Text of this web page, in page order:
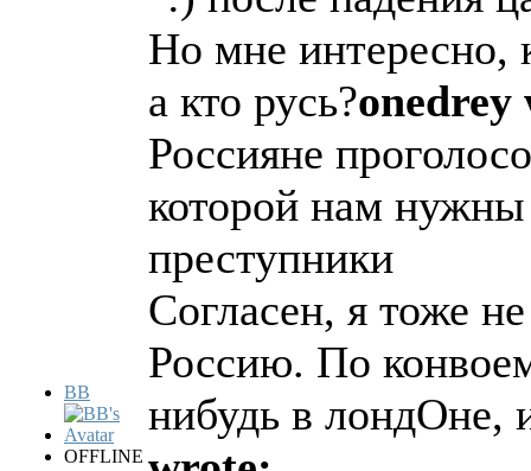
BB
OFFLINE
Но мне интересно,
а кто русь?onedrey
Россияне
которой нам
преступники
Согласен, я тоже
Россию. По
нибудь в